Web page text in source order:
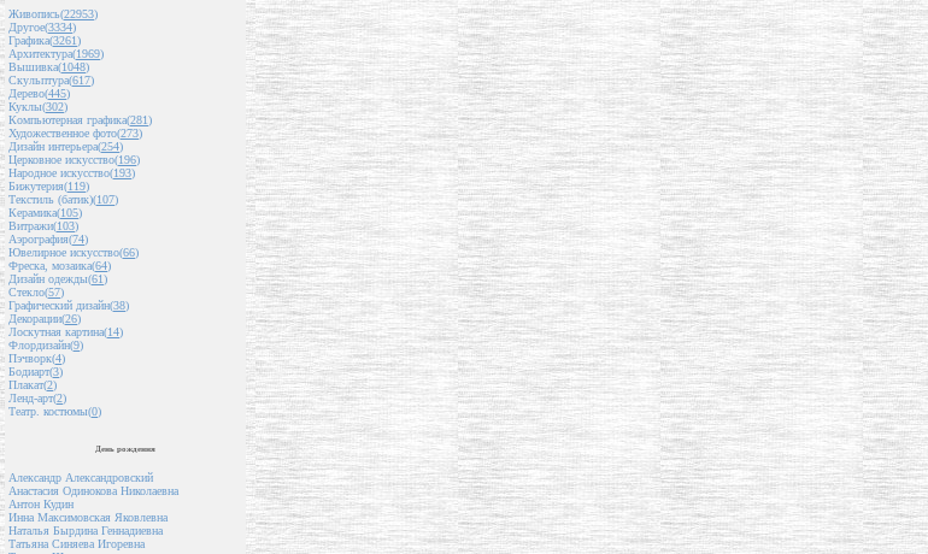
Живопись(22953)
Другое(3334)
Графика(3261)
Архитектура(1969)
Вышивка(1048)
Скульптура(617)
Дерево(445)
Куклы(302)
Компьютерная графика(281)
Художественное фото(273)
Дизайн интерьера(254)
Церковное искусство(196)
Народное искусство(193)
Бижутерия(119)
Текстиль (батик)(107)
Керамика(105)
Витражи(103)
Аэрография(74)
Ювелирное искусство(66)
Фреска, мозаика(64)
Дизайн одежды(61)
Стекло(57)
Графический дизайн(38)
Декорации(26)
Лоскутная картина(14)
Флордизайн(9)
Пэчворк(4)
Бодиарт(3)
Плакат(2)
Ленд-арт(2)
Театр. костюмы(0)
День рождения
Александр Александровский
Анастасия Одинокова Николаевна
Антон Кудин
Инна Максимовская Яковлевна
Наталья Бырдина Геннадиевна
Татьяна Синяева Игоревна